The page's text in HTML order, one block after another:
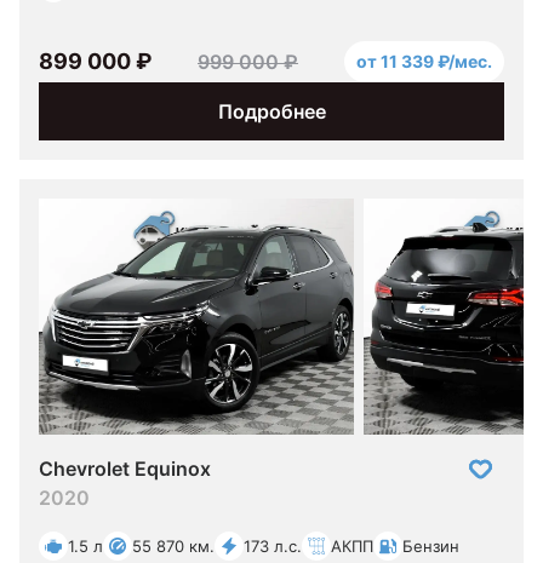
Подробнее
899 000 ₽ 999 000 ₽ от 11 339 ₽/мес.
Chevrolet Equinox
2020
1.5 л 55 870 км. 173 л.с. АКПП Бензин